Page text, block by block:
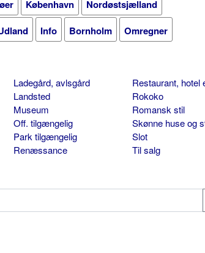
København
Nordøstsjælland
Info Bornholm
Omregner
Ladegård, avlsgård
Landsted
Museum
Off. tilgængelig
Park tilgængelig
Renæssance
Restaurant, hotel
Rokoko
Romansk stil
Skønne huse og
Slot
Til salg